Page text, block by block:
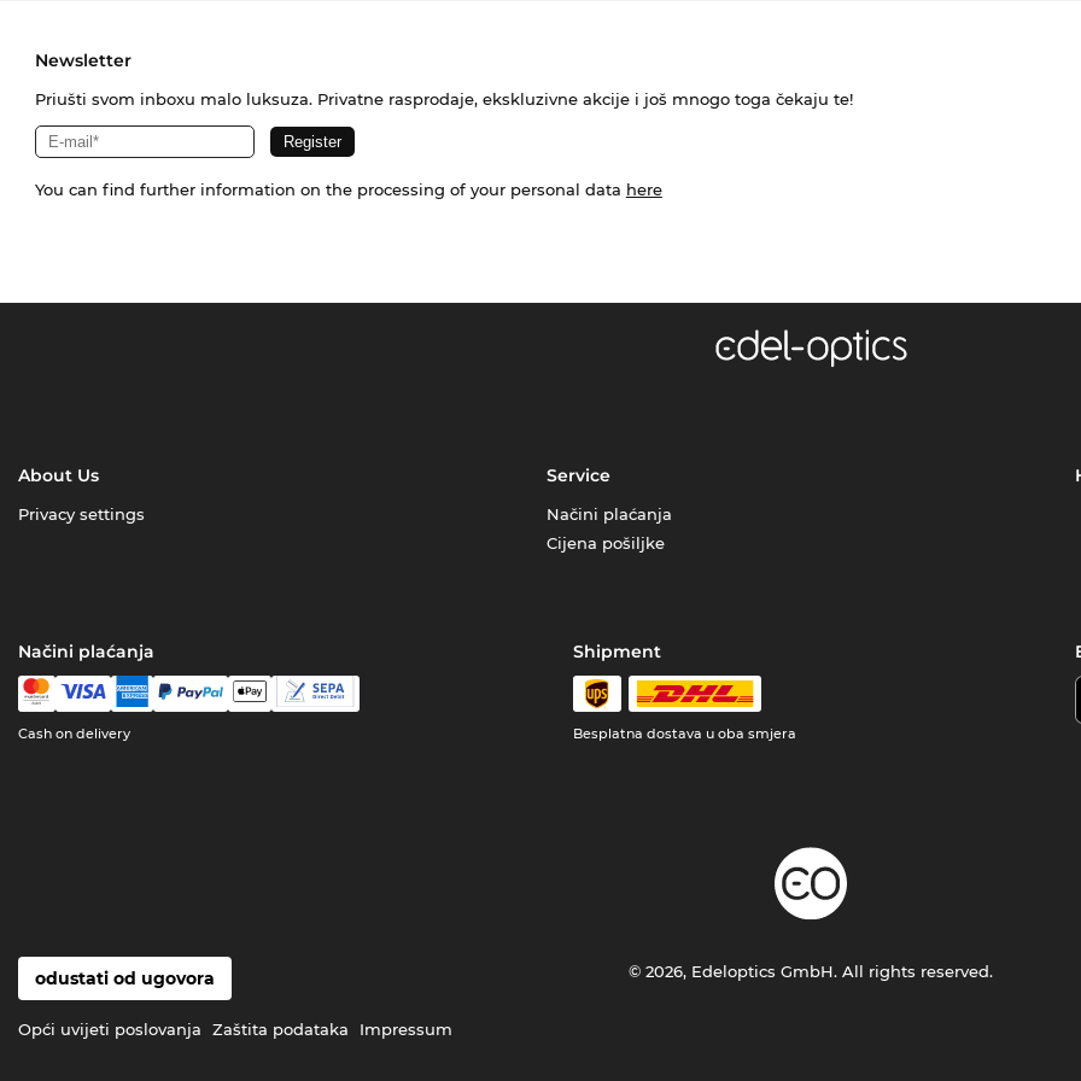
Newsletter
Priušti svom inboxu malo luksuza. Privatne rasprodaje, ekskluzivne akcije i još mnogo toga čekaju te!
You can find further information on the processing of your personal data here
About Us
Privacy settings
Service
Načini plaćanja
Cijena pošiljke
Načini plaćanja
Cash on delivery
Shipment
Besplatna dostava u oba smjera
odustati od ugovora
Opći uvijeti poslovanja Zaštita podataka Impressum
© 2026, Edeloptics GmbH. All rights reserved.